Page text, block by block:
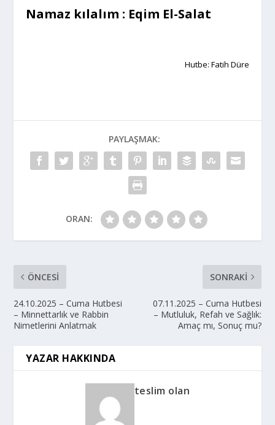
Namaz kılalım : Eqim El-Salat
Hutbe: Fatih Düre
PAYLAŞMAK:
ORAN:
ÖNCESI
24.10.2025 – Cuma Hutbesi
– Minnettarlık ve Rabbin
Nimetlerini Anlatmak
SONRAKI
07.11.2025 – Cuma Hutbesi
– Mutluluk, Refah ve Sağlık:
Amaç mı, Sonuç mu?
YAZAR HAKKINDA
teslim olan